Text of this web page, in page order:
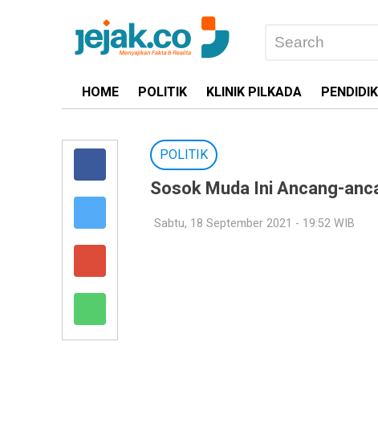
HOME POLITIK KLINIK PILKADA
POLITIK
Sosok Muda Ini Ancang-
Sabtu, 18 September 2021 - 19:52 WIB